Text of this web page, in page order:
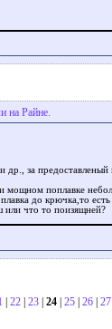
на Райне.
др., за предоставленый
мощном поплавке
до крючка,то есть
или что то поизящней?
| 22 | 23 | 24 | 25 | 26 | 27